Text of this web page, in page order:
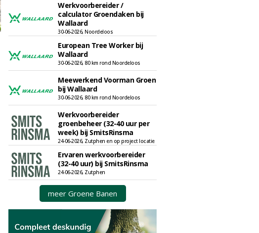
Werkvoorbereider /
calculator Groendaken bij
Wallaard
30-06-2026, Noordeloos
European Tree Worker bij
Wallaard
30-06-2026, 80 km rond Noordeloos
Meewerkend Voorman Groen
bij Wallaard
30-06-2026, 80 km rond Noordeloos
Werkvoorbereider
groenbeheer (32-40 uur per
week) bij SmitsRinsma
24-06-2026, Zutphen en op project locatie
Ervaren werkvoorbereider
(32-40 uur) bij SmitsRinsma
24-06-2026, Zutphen
meer Groene Banen